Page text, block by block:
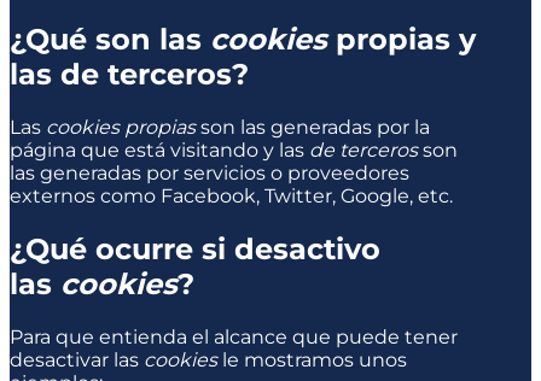
¿Qué son las cookiespropias y
las de terceros?
Las cookies propiasson las generadas por la
página que está visitando y las de tercerosson
las generadas por servicios o proveedores
externos como Facebook, Twitter, Google, etc.
¿Qué ocurre si desactivo
las cookies?
Para que entienda el alcance que puede tener
desactivar las cookiesle mostramos unos